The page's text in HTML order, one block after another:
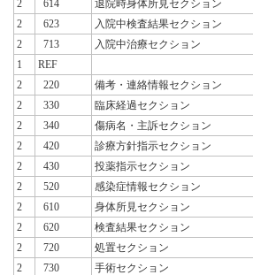
2
614
退院時身体所見セクション
2
623
入院中検査結果セクション
2
713
入院中治療セクション
1
REF
2
220
備考・連絡情報セクション
2
330
臨床経過セクション
2
340
傷病名・主訴セクション
2
420
診療方針指示セクション
2
430
投薬指示セクション
2
520
感染症情報セクション
2
610
身体所見セクション
2
620
検査結果セクション
2
720
処置セクション
2
730 手術セクション